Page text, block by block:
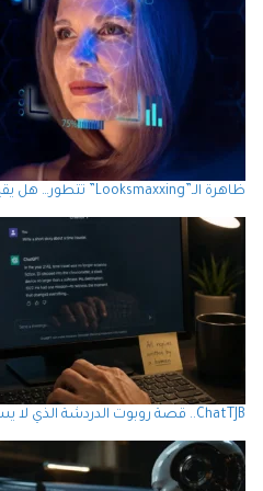
ظاهرة الـ”Looksmaxxing” تتطور… هل يقيم الذكاء الاصطناعي جمالك؟
ChatTJB.. قصة روبوت الدردشة الذي لا يستخدم الذكاء الاصطناعي